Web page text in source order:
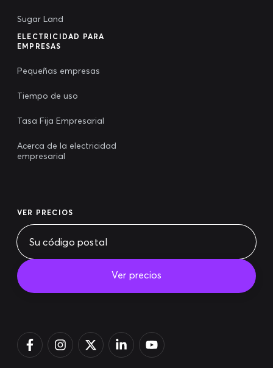
Sugar Land
ELECTRICIDAD PARA
EMPRESAS
Pequeñas empresas
Tiempo de uso
Tasa Fija Empresarial
Acerca de la electricidad
empresarial
VER PRECIOS
Ver precios